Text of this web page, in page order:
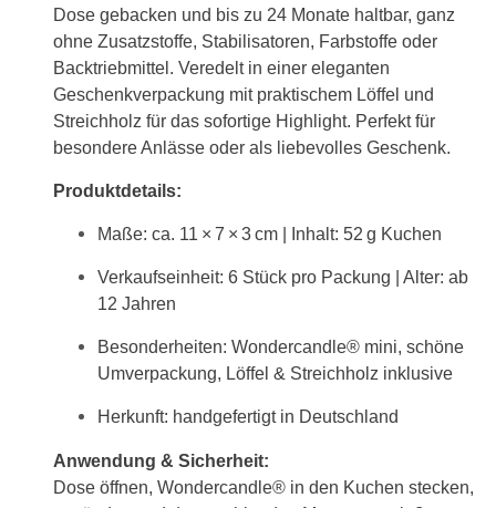
Dose gebacken und bis zu 24 Monate haltbar, ganz
ohne Zusatzstoffe, Stabilisatoren, Farbstoffe oder
Backtriebmittel. Veredelt in einer eleganten
Geschenkverpackung mit praktischem Löffel und
Streichholz für das sofortige Highlight. Perfekt für
besondere Anlässe oder als liebevolles Geschenk.
Produktdetails:
Maße: ca. 11 × 7 × 3 cm | Inhalt: 52 g Kuchen
Verkaufseinheit: 6 Stück pro Packung | Alter: ab
12 Jahren
Besonderheiten: Wondercandle® mini, schöne
Umverpackung, Löffel & Streichholz inklusive
Herkunft: handgefertigt in Deutschland
Anwendung & Sicherheit:
Dose öffnen, Wondercandle® in den Kuchen stecken,